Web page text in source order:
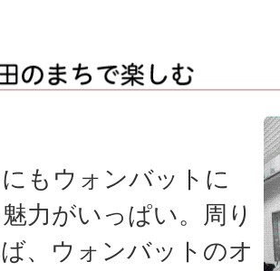
もウォンバットに
力がいっぱい。周り
、ウォンバットのオ